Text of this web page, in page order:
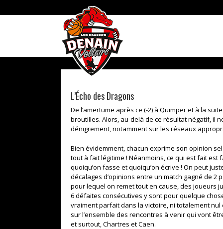
to
L’Écho des Dragons
De l’amertume après ce (-2) à Quimper et à la
broutilles. Alors, au-delà de ce résultat négatif, il
dénigrement, notamment sur les réseaux
Bien évidemment, chacun exprime son opinion
tout à fait légitime ! Néanmoins, ce qui est fait est
quoiqu’on fasse et quoiqu’on écrive ! On peut
décalages d’opinions entre un match gagné de
pour lequel on remet tout en cause, des joueurs
6 défaites consécutives y sont pour quelque
vraiment parfait dans la victoire, ni totalement
sur l’ensemble des rencontres à venir qui vont
et surtout, Chartres et Caen.